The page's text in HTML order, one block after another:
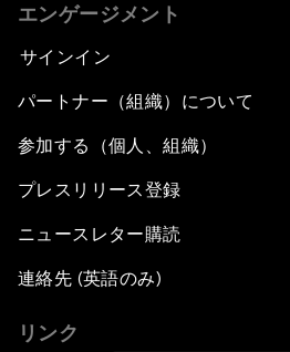
エンゲージメント
サインイン
パートナー（組織）について
参加する（個人、組織）
プレスリリース登録
ニュースレター購読
連絡先 (英語のみ)
リンク